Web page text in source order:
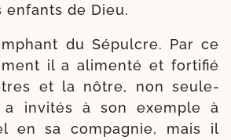
de Dieu.
du Sépulcre. Par ce
il a ali­men­té et for­ti­fié
et la nôtre, non seule­
invi­tés à son exemple à
en sa com­pa­gnie, mais il